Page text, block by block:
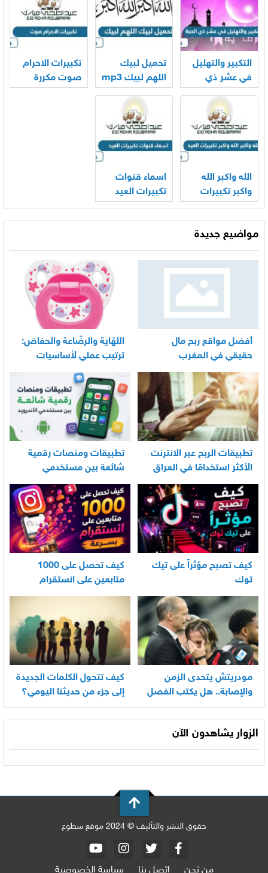
التكبير والتهليل
في عشر ذي
الحجة mp3
تحميل لبيك
اللهم لبيك mp3
الحرم المكي
2026
تكبيرات الاحرام
صوت مكررة
الله واكبر الله
واكبر تكبيرات
العيد بالصوت
2026
اسماء قنوات
تكبيرات العيد
2026
مواضيع جديدة
أفضل مواقع ربح مال
حقيقي في المغرب
اللهّاية والرضّاعة والحفاض:
ترتيب عملي لأساسيات
العناية اليومية بالرضيع
تطبيقات الربح عبر الانترنت
الأكثر استخدامًا في العراق
تطبيقات ومنصات رقمية
شائعة بين مستخدمي
الأندرويد
كيف تصبح مؤثراً على تيك
توك
كيف تحصل على 1000
متابعين على انستقرام
بسرعة
مودريتش يتحدى الزمن
والإصابة.. هل يكتب الفصل
الأخير في أسطورته
المونديالية؟
كيف تتحول الكلمات الجديدة
إلى جزء من حديثنا اليومي؟
الزوار يشاهدون الآن
حقوق النشر والتأليف © 2024 موقع سطوع
من نحن اتصل بنا سياسة الخصوصية